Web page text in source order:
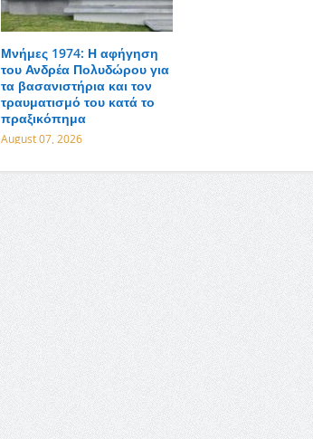
Μνήμες 1974: Η αφήγηση
του Ανδρέα Πολυδώρου για
τα βασανιστήρια και τον
τραυματισμό του κατά το
πραξικόπημα
August 07, 2026